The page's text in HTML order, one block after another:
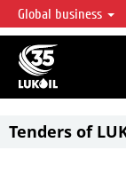
LUKOIL
LUKOIL is one of the
accounting for over
reserves globally.
Global business
Tenders of